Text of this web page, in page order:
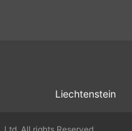
também o
ou aviões. Eles
de semana, alta
rotas ou durante os
Liechtenstein